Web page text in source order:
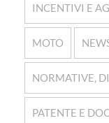
INCENTIVI E
MOTO
NORMATIVE,
PATENTE E